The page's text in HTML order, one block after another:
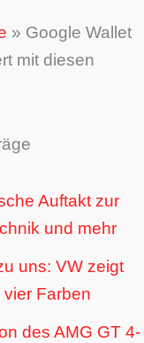
» Google Wallet
mit diesen
Auftakt zur
und mehr
uns: VW zeigt
Farben
des AMG GT 4-